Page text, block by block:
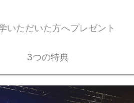
いただいた方へプレゼント
3つの特典